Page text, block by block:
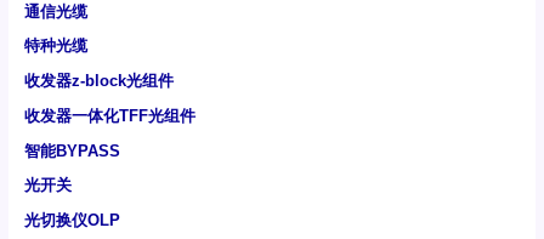
通信光缆
特种光缆
收发器z-block光组件
收发器一体化TFF光组件
智能BYPASS
光开关
光切换仪OLP